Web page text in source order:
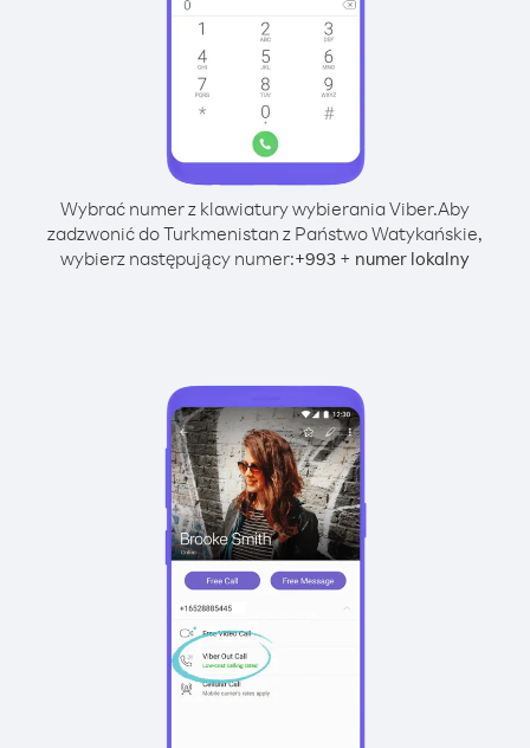
Wybrać numer z klawiatury wybierania Viber.Aby
zadzwonić do Turkmenistan z Państwo Watykańskie,
wybierz następujący numer:+993 + numer lokalny